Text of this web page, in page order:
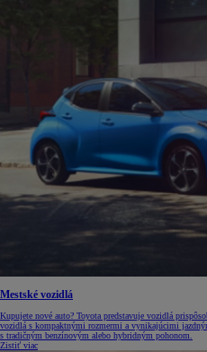
Mestské vozidlá
Kupujete nové auto? Toyota predstavuje vozidlá
vozidlá s kompaktnými rozmermi a vynikajúcimi
s tradičným benzínovým alebo hybridným pohonom.
Zistiť viac